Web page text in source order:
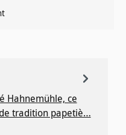
Hahnemühle, ce
tradition papetiè…